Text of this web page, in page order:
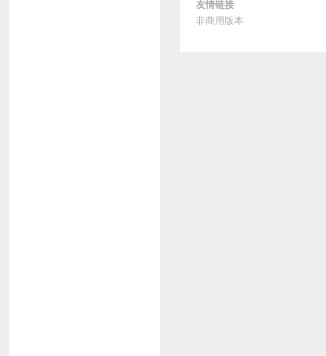
友情链接
非商用版本